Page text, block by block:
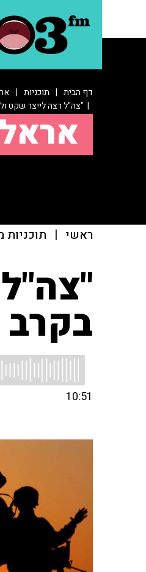
דף הבית | תוכניות |
| "צה"ל רצה לייצר שקט
ראשי | תוכניות
בקרב
10:51